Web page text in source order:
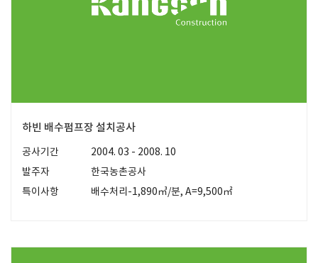
하빈 배수펌프장 설치공사
공사기간
2004. 03 - 2008. 10
발주자
한국농촌공사
특이사항
배수처리-1,890㎥/분, A=9,500㎡